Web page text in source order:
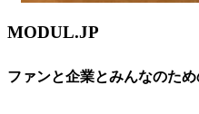
MODUL.JP
ファンと企業とみんなのた